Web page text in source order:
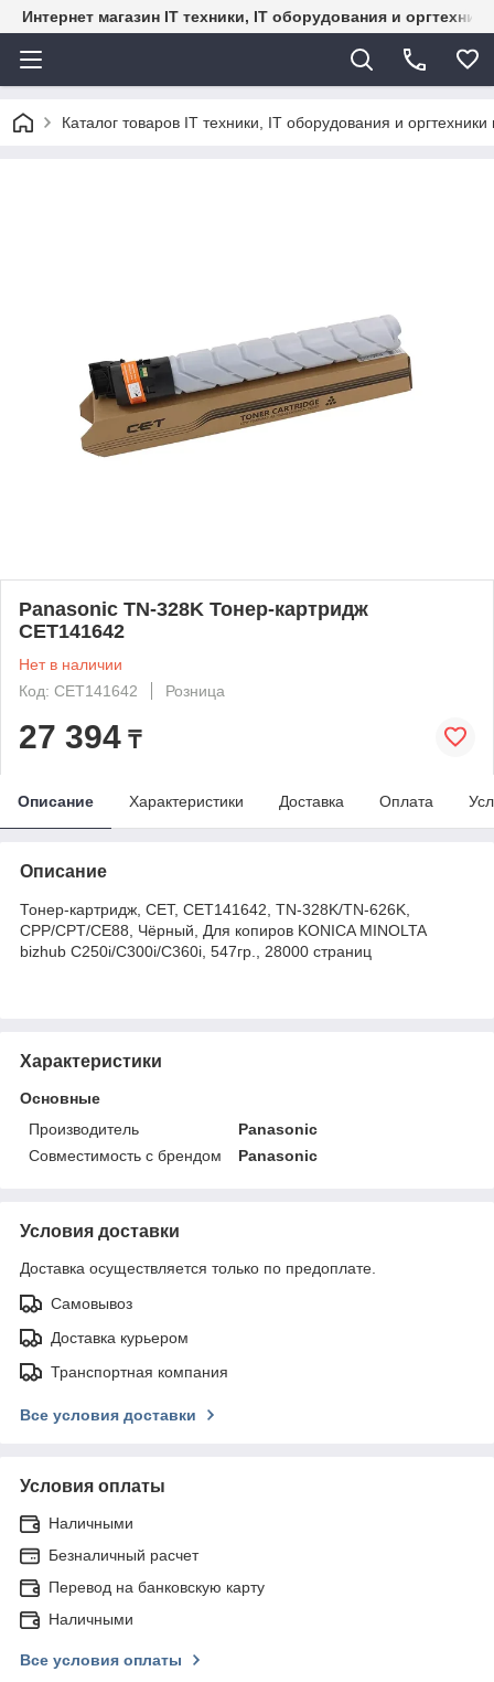
Интернет магазин IT техники, IT оборудования и
Каталог товаров IT техники, IT оборудования и
Panasonic TN-328K Тонер-картридж
CET141642
Нет в наличии
Код: CET141642
Розница
27 394 ₸
Описание Характеристики Доставка Оплата
Описание
Тонер-картридж, CET, CET141642, TN-328K/TN-626K,
CPP/CPT/CE88, Чёрный, Для копиров KONICA MINOLTA
bizhub C250i/C300i/C360i, 547гр., 28000 страниц
Характеристики
Основные
Производитель
Panasonic
Совместимость с брендом
Panasonic
Условия доставки
Доставка осуществляется только по предоплате.
Самовывоз
Доставка курьером
Транспортная компания
Все условия доставки
Условия оплаты
Наличными
Безналичный расчет
Перевод на банковскую карту
Наличными
Все условия оплаты